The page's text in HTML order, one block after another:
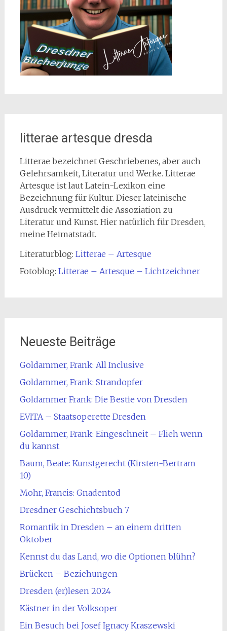
litterae artesque dresda
Litterae bezeichnet Geschriebenes, aber auch
Gelehrsamkeit, Literatur und Werke. Litterae
Artesque ist laut Latein-Lexikon eine
Bezeichnung für Kultur. Dieser lateinische
Ausdruck vermittelt die Assoziation zu
Literatur und Kunst. Hier natürlich für Dresden,
meine Heimatstadt.
Literaturblog: Litterae – Artesque
Fotoblog: Litterae – Artesque – Lichtzeichner
Neueste Beiträge
Goldammer, Frank: All Inclusive
Goldammer, Frank: Strandopfer
Goldammer Frank: Die Bestie von Dresden
EVITA – Staatsoperette Dresden
Goldammer, Frank: Eingeschneit – Flieh wenn
du kannst
Baum, Beate: Kunstgerecht (Kirsten-Bertram
10)
Mohr, Francis: Gnadentod
Dresdner Geschichtsbuch 7
Romantik in Dresden – an einem dritten
Oktober
Kennst du das Land, wo die Optionen blühn?
Brücken – Beziehungen
Dresden (er)lesen 2024
Kästner in der Volksoper
Ein Besuch bei Josef Ignacy Kraszewski